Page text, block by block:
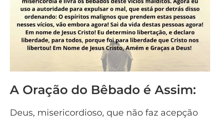
A Oração do Bêbado é Assim:
Deus, misericordioso, que não faz acepção